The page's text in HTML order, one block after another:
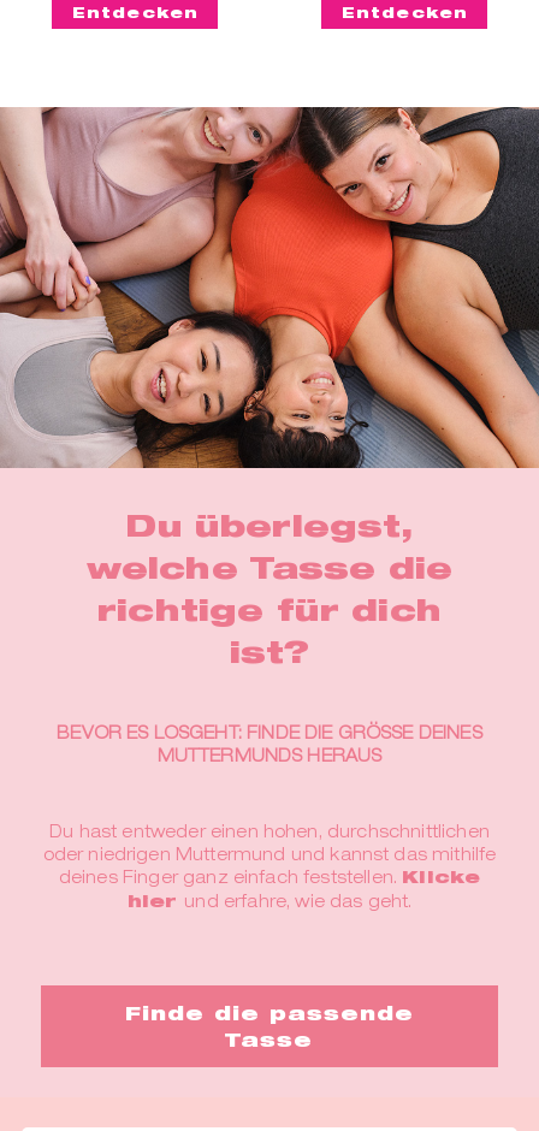
Entdecken Entdecken
Du überlegst,
welche Tasse die
richtige für dich
ist?
BEVOR ES LOSGEHT: FINDE DIE GRÖSSE DEINES
MUTTERMUNDS HERAUS
Du hast entweder einen hohen, durchschnittlichen
oder niedrigen Muttermund und kannst das mithilfe
deines Finger ganz einfach feststellen. Klicke
hier und erfahre, wie das geht.